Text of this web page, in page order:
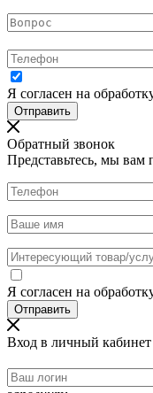
Я согласен на
Обратный звонок
Представьтесь, мы вам
Я согласен на
Вход в личный кабинет